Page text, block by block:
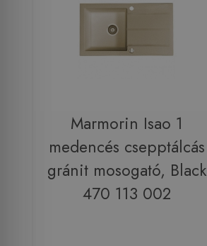
Marmorin Isao 1
medencés csepptálcás
gránit mosogató, Black
470 113 002